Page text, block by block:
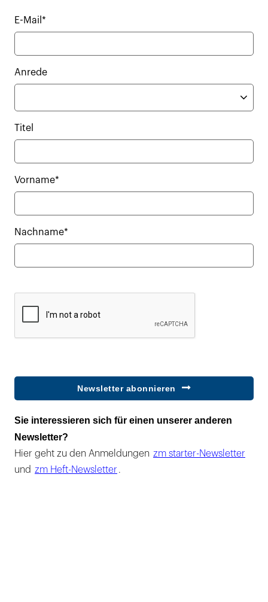
E-Mail*
Anrede
Titel
Vorname*
Nachname*
Newsletter abonnieren
Sie interessieren sich für einen unserer anderen
Newsletter?
Hier geht zu den Anmeldungen zm starter-Newsletter
und zm Heft-Newsletter .